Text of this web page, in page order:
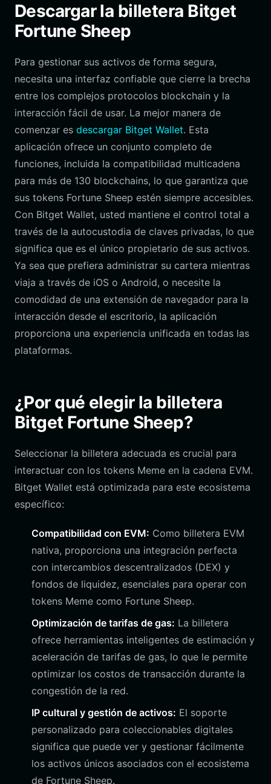
Descargar la billetera Bitget
Fortune Sheep
Para gestionar sus activos de forma segura,
necesita una interfaz confiable que cierre la brecha
entre los complejos protocolos blockchain y la
interacción fácil de usar. La mejor manera de
comenzar es descargar Bitget Wallet. Esta
aplicación ofrece un conjunto completo de
funciones, incluida la compatibilidad multicadena
para más de 130 blockchains, lo que garantiza que
sus tokens Fortune Sheep estén siempre accesibles.
Con Bitget Wallet, usted mantiene el control total a
través de la autocustodia de claves privadas, lo que
significa que es el único propietario de sus activos.
Ya sea que prefiera administrar su cartera mientras
viaja a través de iOS o Android, o necesite la
comodidad de una extensión de navegador para la
interacción desde el escritorio, la aplicación
proporciona una experiencia unificada en todas las
plataformas.
¿Por qué elegir la billetera
Bitget Fortune Sheep?
Seleccionar la billetera adecuada es crucial para
interactuar con los tokens Meme en la cadena EVM.
Bitget Wallet está optimizada para este ecosistema
específico:
Compatibilidad con EVM: Como billetera EVM
nativa, proporciona una integración perfecta
con intercambios descentralizados (DEX) y
fondos de liquidez, esenciales para operar con
tokens Meme como Fortune Sheep.
Optimización de tarifas de gas: La billetera
ofrece herramientas inteligentes de estimación y
aceleración de tarifas de gas, lo que le permite
optimizar los costos de transacción durante la
congestión de la red.
IP cultural y gestión de activos: El soporte
personalizado para coleccionables digitales
significa que puede ver y gestionar fácilmente
los activos únicos asociados con el ecosistema
de Fortune Sheep.